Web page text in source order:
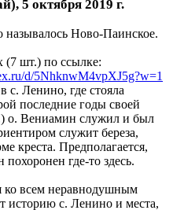
5 октября 2019 г.
Ново-Паинское.
(7 шт.) по ссылке:
d/5NhknwM4vpXJ5g?w=1
с. Ленино, где стояла
последние годы своей
о. Вениамин служил и был
служит береза,
креста. Предполагается,
где-то здесь.
всем неравнодушным
историю с. Ленино и места,